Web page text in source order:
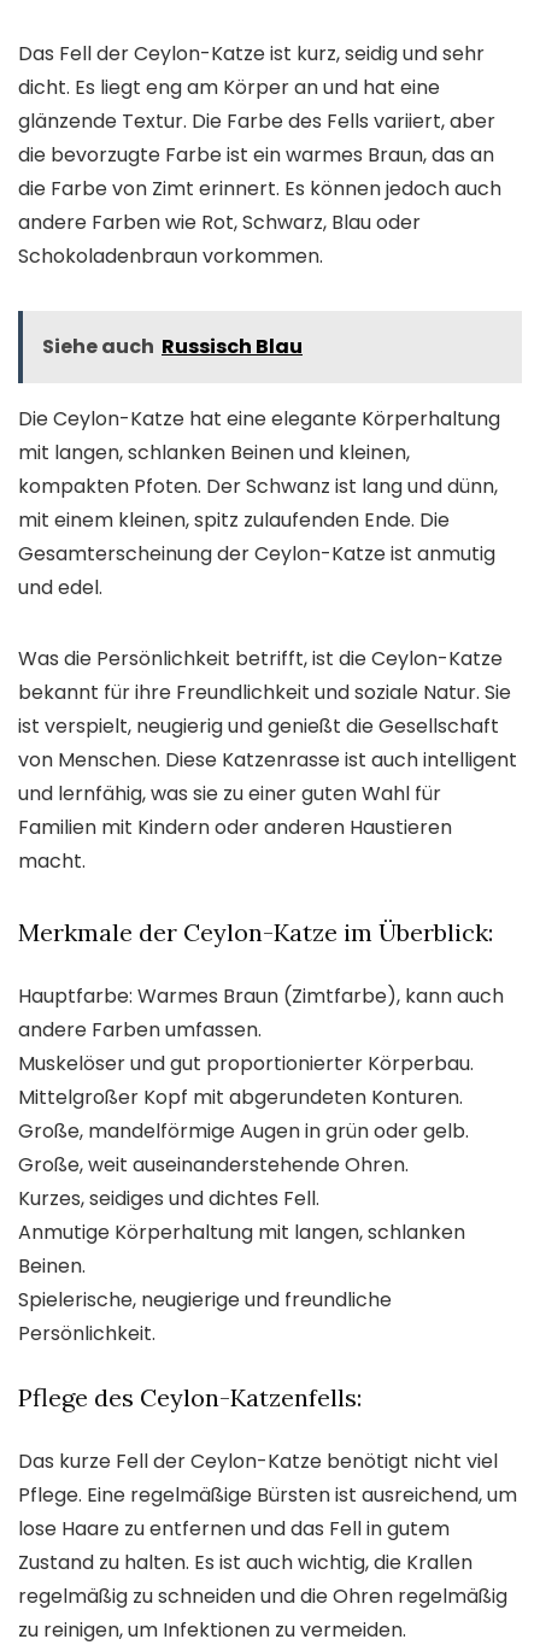
Das Fell der Ceylon-Katze ist kurz, seidig und sehr
dicht. Es liegt eng am Körper an und hat eine
glänzende Textur. Die Farbe des Fells variiert, aber
die bevorzugte Farbe ist ein warmes Braun, das an
die Farbe von Zimt erinnert. Es können jedoch auch
andere Farben wie Rot, Schwarz, Blau oder
Schokoladenbraun vorkommen.
Siehe auch Russisch Blau
Die Ceylon-Katze hat eine elegante Körperhaltung
mit langen, schlanken Beinen und kleinen,
kompakten Pfoten. Der Schwanz ist lang und dünn,
mit einem kleinen, spitz zulaufenden Ende. Die
Gesamterscheinung der Ceylon-Katze ist anmutig
und edel.
Was die Persönlichkeit betrifft, ist die Ceylon-Katze
bekannt für ihre Freundlichkeit und soziale Natur. Sie
ist verspielt, neugierig und genießt die Gesellschaft
von Menschen. Diese Katzenrasse ist auch intelligent
und lernfähig, was sie zu einer guten Wahl für
Familien mit Kindern oder anderen Haustieren
macht.
Merkmale der Ceylon-Katze im Überblick:
Hauptfarbe: Warmes Braun (Zimtfarbe), kann auch
andere Farben umfassen.
Muskelöser und gut proportionierter Körperbau.
Mittelgroßer Kopf mit abgerundeten Konturen.
Große, mandelförmige Augen in grün oder gelb.
Große, weit auseinanderstehende Ohren.
Kurzes, seidiges und dichtes Fell.
Anmutige Körperhaltung mit langen, schlanken
Beinen.
Spielerische, neugierige und freundliche
Persönlichkeit.
Pflege des Ceylon-Katzenfells:
Das kurze Fell der Ceylon-Katze benötigt nicht viel
Pflege. Eine regelmäßige Bürsten ist ausreichend, um
lose Haare zu entfernen und das Fell in gutem
Zustand zu halten. Es ist auch wichtig, die Krallen
regelmäßig zu schneiden und die Ohren regelmäßig
zu reinigen, um Infektionen zu vermeiden.